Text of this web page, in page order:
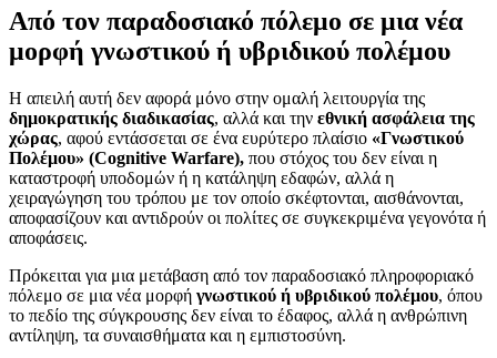
Από τον παραδοσιακό πόλεμο σε μια νέα
μορφή γνωστικού ή υβριδικού πολέμου
Η απειλή αυτή δεν αφορά μόνο στην ομαλή λειτουργία της
δημοκρατικής διαδικασίας, αλλά και την εθνική ασφάλεια της
χώρας, αφού εντάσσεται σε ένα ευρύτερο πλαίσιο «Γνωστικού
Πολέμου» (Cognitive Warfare), που στόχος του δεν είναι η
καταστροφή υποδομών ή η κατάληψη εδαφών, αλλά η
χειραγώγηση του τρόπου με τον οποίο σκέφτονται, αισθάνονται,
αποφασίζουν και αντιδρούν οι πολίτες σε συγκεκριμένα γεγονότα ή
αποφάσεις.
Πρόκειται για μια μετάβαση από τον παραδοσιακό πληροφοριακό
πόλεμο σε μια νέα μορφή γνωστικού ή υβριδικού πολέμου, όπου
το πεδίο της σύγκρουσης δεν είναι το έδαφος, αλλά η ανθρώπινη
αντίληψη, τα συναισθήματα και η εμπιστοσύνη.